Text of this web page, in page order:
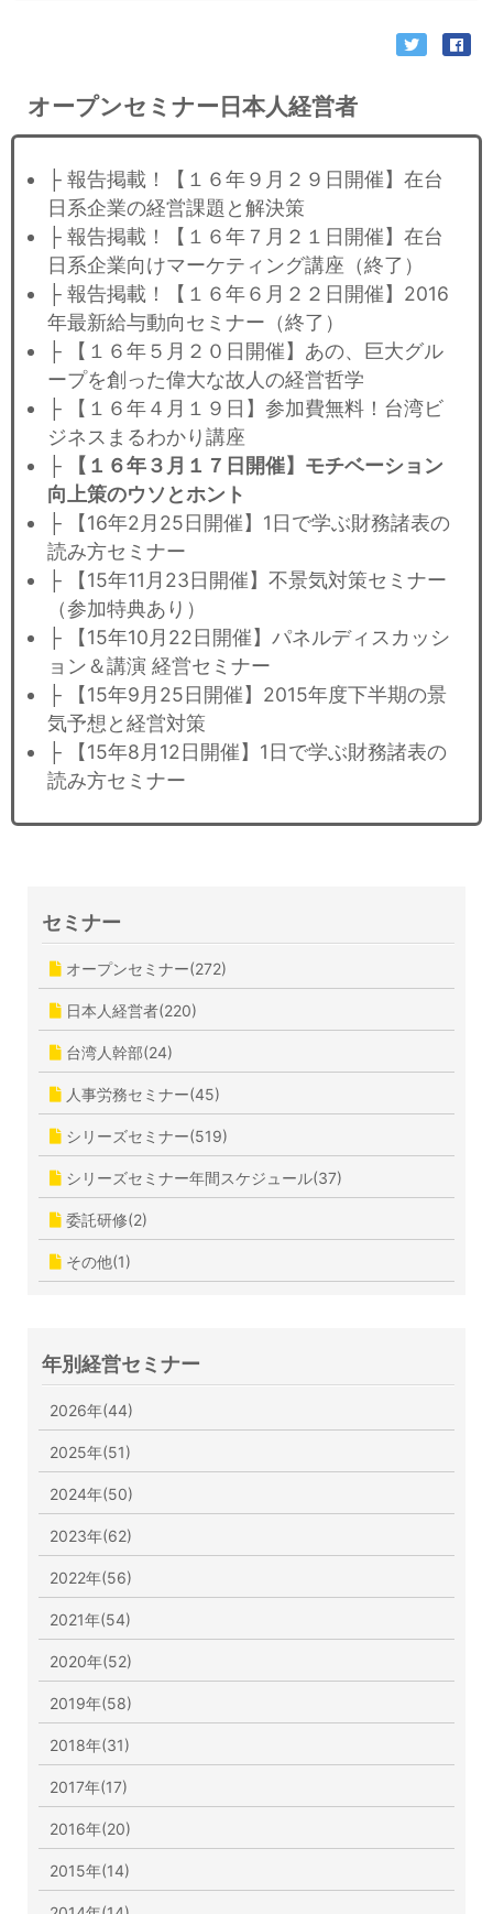
オープンセミナー日本人経営者
├ 報告掲載！【１６年９月２９日開催】在台
日系企業の経営課題と解決策
├ 報告掲載！【１６年７月２１日開催】在台
日系企業向けマーケティング講座（終了）
├ 報告掲載！【１６年６月２２日開催】2016
年最新給与動向セミナー（終了）
├ 【１６年５月２０日開催】あの、巨大グル
ープを創った偉大な故人の経営哲学
├ 【１６年４月１９日】参加費無料！台湾ビ
ジネスまるわかり講座
├
【１６年３月１７日開催】モチベーション
向上策のウソとホント
├ 【16年2月25日開催】1日で学ぶ財務諸表の
読み方セミナー
├ 【15年11月23日開催】不景気対策セミナー
（参加特典あり）
├ 【15年10月22日開催】パネルディスカッシ
ョン＆講演 経営セミナー
├ 【15年9月25日開催】2015年度下半期の景
気予想と経営対策
├ 【15年8月12日開催】1日で学ぶ財務諸表の
読み方セミナー
セミナー
オープンセミナー(272)
日本人経営者(220)
台湾人幹部(24)
人事労務セミナー(45)
シリーズセミナー(519)
シリーズセミナー年間スケジュール(37)
委託研修(2)
その他(1)
年別経営セミナー
2026年(44)
2025年(51)
2024年(50)
2023年(62)
2022年(56)
2021年(54)
2020年(52)
2019年(58)
2018年(31)
2017年(17)
2016年(20)
2015年(14)